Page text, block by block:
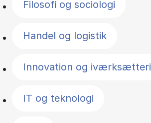
Filosofi og sociologi
Handel og logistik
Innovation og iværksætteri
IT og teknologi